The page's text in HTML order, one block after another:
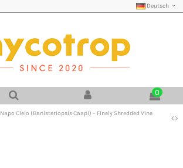
Deutsch
0
Napo Cielo (Banisteriopsis Caapi) – Finely Shredded Vine